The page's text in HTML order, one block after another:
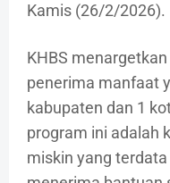
Kamis (26/2/2026).
KHBS
penerima manfaat
kabupaten dan 1
program ini adalah
miskin yang